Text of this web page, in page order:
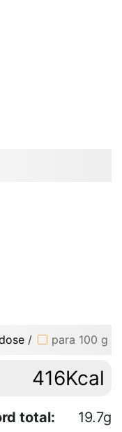
/ para 100 g
416Kcal
total:
19.7g